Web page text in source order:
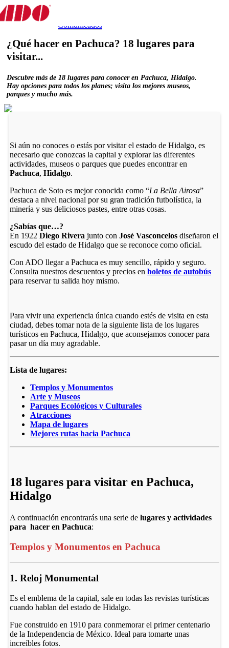
Experiencia
¿Qué hacer en Pachuca? 18 lugares para
visitar...
Descubre más de 18 lugares para conocer en Pachuca, Hidalgo.
Hay opciones para todos los planes; visita los mejores museos,
parques y mucho más.
Si aún no conoces o estás por visitar el estado de Hidalgo, es
necesario que conozcas la capital y explorar las diferentes
actividades, museos o parques que puedes encontrar en
Pachuca, Hidalgo.
Pachuca de Soto es mejor conocida como “La Bella Airosa”
destaca a nivel nacional por su gran tradición futbolística, la
minería y sus deliciosos pastes, entre otras cosas.
¿Sabías que…?
En 1922 Diego Rivera junto con José Vasconcelosdiseñaron el
escudo del estado de Hidalgo que se reconoce como oficial.
Con ADO llegar a Pachuca es muy sencillo, rápido y seguro.
Consulta nuestros descuentos y precios en boletos de autobús
para reservar tu salida hoy mismo.
Para vivir una experiencia única cuando estés de visita en esta
ciudad, debes tomar nota de la siguiente lista de los lugares
turísticos en Pachuca, Hidalgo, que aconsejamos conocer para
pasar un día muy agradable.
Lista de lugares:
Templos y Monumentos
Arte y Museos
Parques Ecológicos y Culturales
Atracciones
Mapa de lugares
Mejores rutas hacia Pachuca
18 lugares para visitar en Pachuca,
Hidalgo
A continuación encontrarás una serie de lugares y actividades
para hacer en Pachuca:
Templos y Monumentos en Pachuca
1. Reloj Monumental
Es el emblema de la capital, sale en todas las revistas turísticas
cuando hablan del estado de Hidalgo.
Fue construido en 1910 para conmemorar el primer centenario
de la Independencia de México. Ideal para tomarte unas
increíbles fotos.
Comunicados